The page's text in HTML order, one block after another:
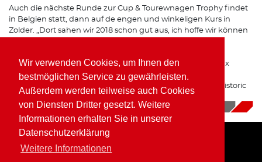
Wir verwenden Cookies, um Ihnen den
bestmöglichen Service zu gewährleisten.
Außerdem werden teilweise auch Cookies
von Diensten Dritter gesetzt. Weitere
Informationen erhalten Sie in unserer
Datenschutzerklärung
Weitere Informationen
Auch die nächste Runde zur Cup & Tourewnagen Trophy findet
in Belgien statt, dann auf de engen und winkeligen Kurs in
Zolder. „Dort sahen wir 2018 schon gut aus, ich hoffe wir können
Wolfgang Kaufmann bleibt den Rennstrecken im Benelux
Raum treu, denn mit dem Historic Grand Prix im
niederländischen Zandvoort steht der nächste Lauf zur Historic
13.08.2019
Home Impressum